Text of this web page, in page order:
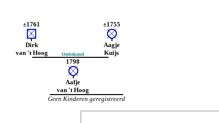
±1761
Dirk
van 't Hoog
Onbekend
±1755
Aagje
Kuijs
1798
Aafje
van 't Hoog
Geen Kinderen geregistreerd